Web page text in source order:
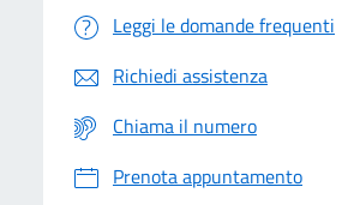
Leggi le domande frequenti
Richiedi assistenza
Chiama il numero
Prenota appuntamento